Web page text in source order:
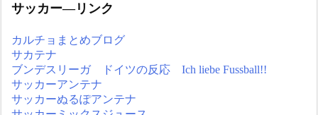
サッカー―リンク
カルチョまとめブログ
サカテナ
ブンデスリーガ ドイツの反応 Ich liebe Fussball!!
サッカーアンテナ
サッカーぬるぽアンテナ